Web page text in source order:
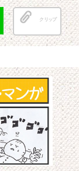
クリップ